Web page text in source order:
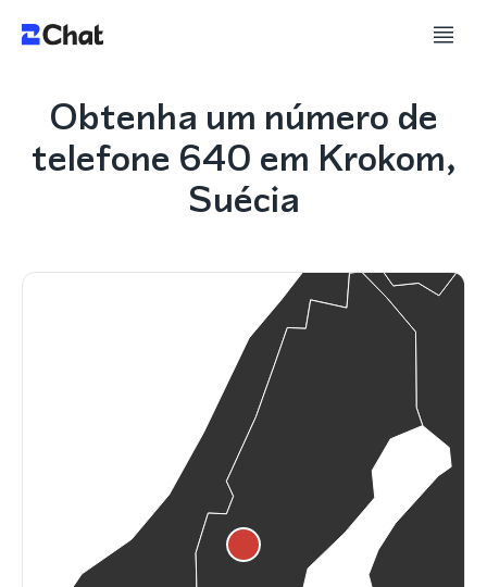
Obtenha um número de
telefone 640 em Krokom,
Suécia